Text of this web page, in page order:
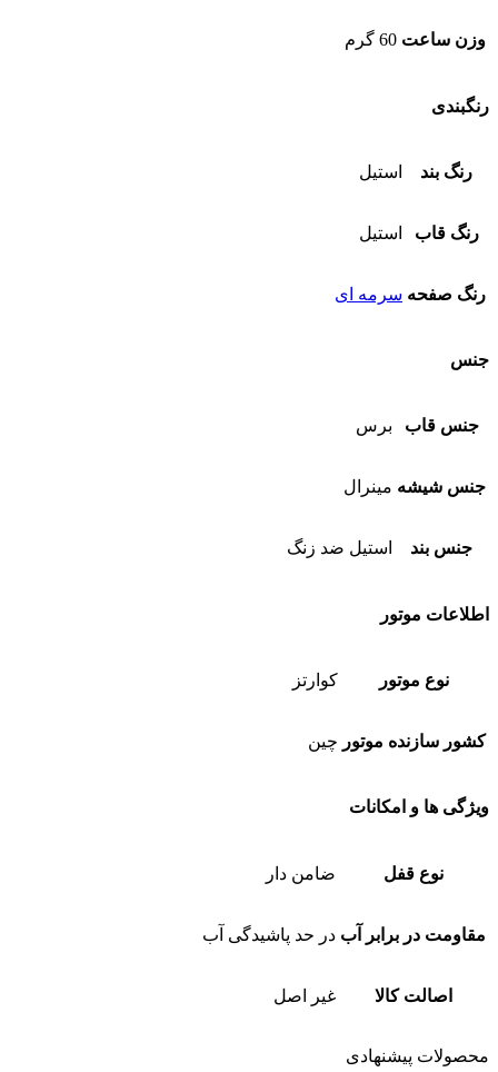
وزن ساعت 60 گرم
رنگبندی
رنگ بند استیل
رنگ قاب استیل
رنگ صفحه سرمه ای
جنس
جنس قاب برس
جنس شیشه مینرال
جنس بند استیل ضد زنگ
اطلاعات موتور
نوع موتور کوارتز
کشور سازنده موتور چین
ویژگی ها و امکانات
نوع قفل ضامن دار
مقاومت در برابر آب در حد پاشیدگی آب
اصالت کالا غیر اصل
محصولات پیشنهادی